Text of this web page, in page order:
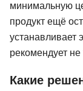
минимальную
продукт ещё
устанавливает
рекомендует не
Какие